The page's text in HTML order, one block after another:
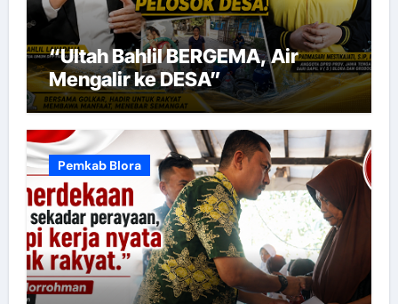
“Ultah Bahlil BERGEMA, Air
Mengalir ke DESA”
Pemkab Blora